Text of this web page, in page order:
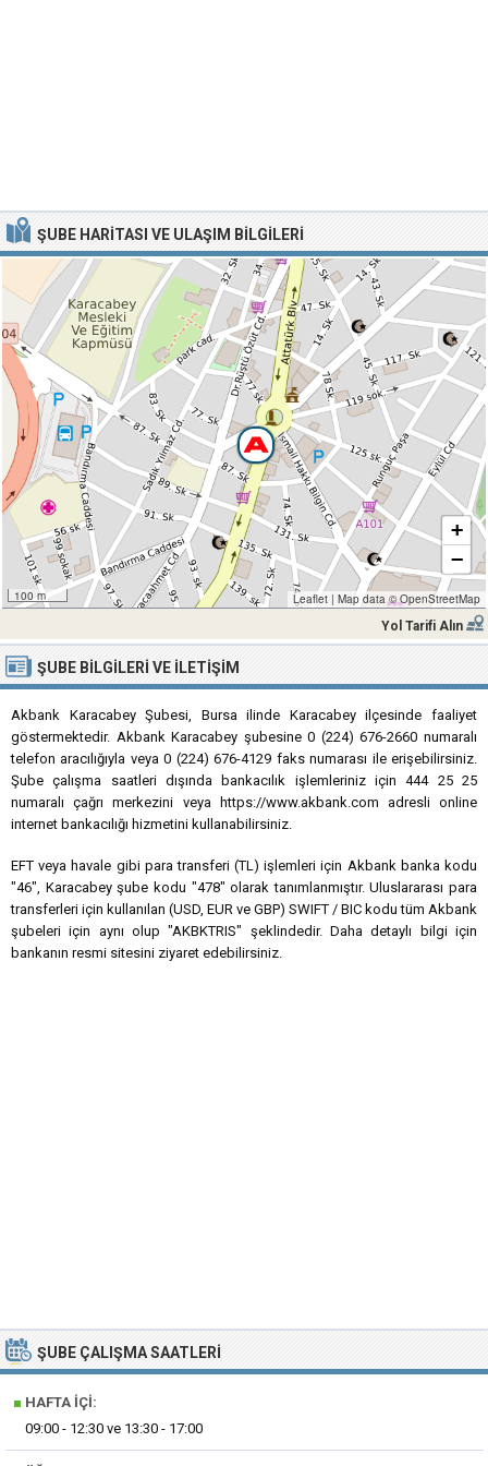
ŞUBE HARITASI VE ULAŞIM BILGILERI
100 m
+
−
Leaflet | Map data ©OpenStreetMap
Yol Tarifi Alın
ŞUBE BILGILERI VE İLETIŞIM
Akbank Karacabey Şubesi, Bursa ilinde Karacabey ilçesinde faaliyet
göstermektedir. Akbank Karacabey şubesine 0 (224) 676-2660 numaralı
telefon aracılığıyla veya 0 (224) 676-4129 faks numarası ile erişebilirsiniz.
Şube çalışma saatleri dışında bankacılık işlemleriniz için 444 25 25
numaralı çağrı merkezini veya https://www.akbank.com adresli online
internet bankacılığı hizmetini kullanabilirsiniz.
EFT veya havale gibi para transferi (TL) işlemleri için Akbank banka kodu
"46", Karacabey şube kodu "478" olarak tanımlanmıştır. Uluslararası para
transferleri için kullanılan (USD, EUR ve GBP) SWIFT / BIC kodu tüm Akbank
şubeleri için aynı olup "AKBKTRIS" şeklindedir. Daha detaylı bilgi için
bankanın resmi sitesini ziyaret edebilirsiniz.
ŞUBE ÇALIŞMA SAATLERI
■ HAFTA İÇI:
09:00 - 12:30 ve 13:30 - 17:00